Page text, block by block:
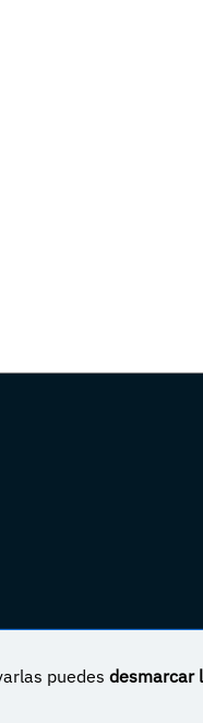
4.0 Internacional
puedes desmarcar